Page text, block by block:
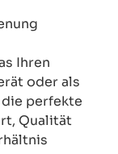
Ihren
oder als
die perfekte
Qualität